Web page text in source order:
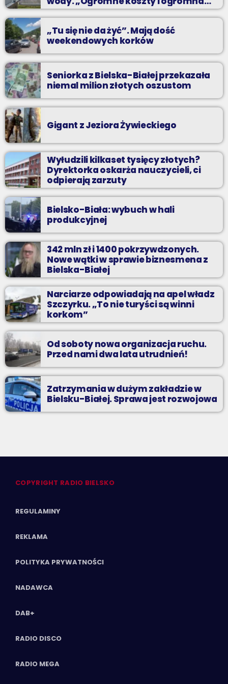
praca”
„Tu się nie da żyć”. Mają dość
weekendowych korków
Seniorka z Bielska-Białej przekazała
niemal milion złotych oszustom
Gigant z Jeziora Żywieckiego
Wyłudzili kilkaset tysięcy złotych?
Dyrektorka oskarża nauczycieli, ci
odpierają zarzuty
Bielsko-Biała: wybuch w hali
produkcyjnej
342 mln zł i 1400 pokrzywdzonych.
Nowe wątki w sprawie biznesmena z
Bielska-Białej
Narciarze odpowiadają na apel władz
Szczyrku. „To nie turyści są winni
korkom”
Od soboty nowa organizacja ruchu.
Przed nami dwa lata utrudnień!
Zatrzymania w dużym zakładzie w
Bielsku-Białej. Sprawa jest rozwojowa
COPYRIGHT RADIO BIELSKO
REGULAMINY
REKLAMA
POLITYKA PRYWATNOŚCI
NADAWCA
DAB+
RADIO DISCO
RADIO MEGA